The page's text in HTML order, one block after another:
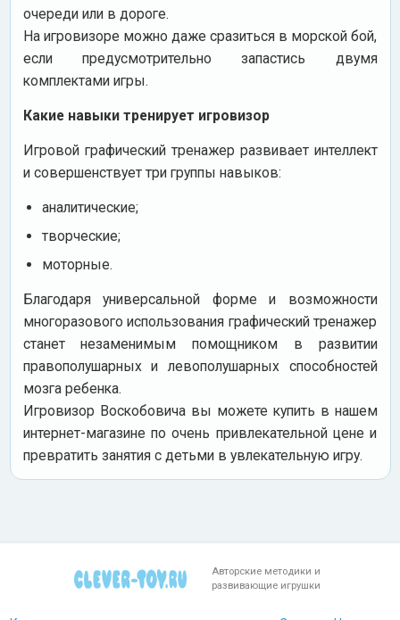
очереди или в дороге.
На игровизоре можно даже сразиться в морской бой,
если предусмотрительно запастись двумя
комплектами игры.
Какие навыки тренирует игровизор
Игровой графический тренажер развивает интеллект
и совершенствует три группы навыков:
аналитические;
творческие;
моторные.
Благодаря универсальной форме и возможности
многоразового использования графический тренажер
станет незаменимым помощником в развитии
правополушарных и левополушарных способностей
мозга ребенка.
Игровизор Воскобовича вы можете купить в нашем
интернет-магазине по очень привлекательной цене и
превратить занятия с детьми в увлекательную игру.
Авторские методики и
развивающие игрушки